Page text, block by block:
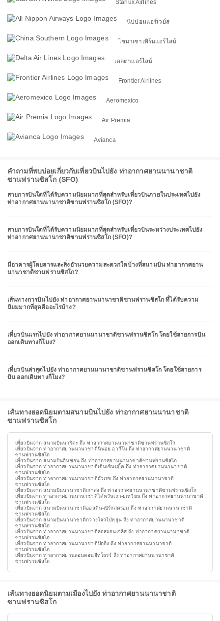
Starlux Airlines
นิปปอนแอร์เวย์ส
ไชนาเซาเทิร์นแอร์ไลน์
เดลตาแอร์ไลน์
Frontier Airlines
Aeromexico
Air Premia
Avianca
คำถามที่พบบ่อยเกี่ยวกับเที่ยวบินไปยัง ท่าอากาศยานนานาชาติ
ซานฟรานซิสโก (SFO)
สายการบินใดที่ได้รับความนิยมมากที่สุดสำหรับเที่ยวบินภายในประเทศไปยัง
ท่าอากาศยานนานาชาติซานฟรานซิสโก (SFO)?
สายการบินใดที่ได้รับความนิยมมากที่สุดสำหรับเที่ยวบินระหว่างประเทศไปยัง
ท่าอากาศยานนานาชาติซานฟรานซิสโก (SFO)?
มีอาคารผู้โดยสารและสิ่งอำนวยความสะดวกใดบ้างที่สนามบิน ท่าอากาศยาน
นานาชาติซานฟรานซิสโก?
เส้นทางการบินไปยัง ท่าอากาศยานนานาชาติซานฟรานซิสโก ที่ได้รับความ
นิยมมากที่สุดคืออะไรบ้าง?
เที่ยวบินแรกไปยัง ท่าอากาศยานนานาชาติซานฟรานซิสโก โดยใช้สายการบิน
ออกเดินทางกี่โมง?
เที่ยวบินล่าสุดไปยัง ท่าอากาศยานนานาชาติซานฟรานซิสโก โดยใช้สายการ
บิน ออกเดินทางกี่โมง?
เส้นทางยอดนิยมตามสนามบินไปยัง ท่าอากาศยานนานาชาติ
ซานฟรานซิสโก
เที่ยวบินจาก สนามบินนาริตะ ถึง ท่าอากาศยานนานาชาติซานฟรานซิสโก
เที่ยวบินจาก ท่าอากาศยานนานาชาตินินอย อากีโน ถึง ท่าอากาศยานนานาชาติ
ซานฟรานซิสโก
เที่ยวบินจาก สนามบินอินชอน ถึง ท่าอากาศยานนานาชาติซานฟรานซิสโก
เที่ยวบินจาก ท่าอากาศยานนานาชาติเตินเซินเญิ้ต ถึง ท่าอากาศยานนานาชาติ
ซานฟรานซิสโก
เที่ยวบินจาก ท่าอากาศยานนานาชาติฮัวเรซ ถึง ท่าอากาศยานนานาชาติ
ซานฟรานซิสโก
เที่ยวบินจาก สนามบินนานาชาติเกาสง ถึง ท่าอากาศยานนานาชาติซานฟรานซิสโก
เที่ยวบินจาก ท่าอากาศยานนานาชาติไต้หวันเถา-ยฺเหวียน ถึง ท่าอากาศยานนานาชาติ
ซานฟรานซิสโก
เที่ยวบินจาก สนามบินนานาชาติออสติน-เบิร์กสตรอม ถึง ท่าอากาศยานนานาชาติ
ซานฟรานซิสโก
เที่ยวบินจาก สนามบินนานาชาติกวางโจวไป่หยุน ถึง ท่าอากาศยานนานาชาติ
ซานฟรานซิสโก
เที่ยวบินจาก ท่าอากาศยานนานาชาติลอสแอนเจลิส ถึง ท่าอากาศยานนานาชาติ
ซานฟรานซิสโก
เที่ยวบินจาก ท่าอากาศยานนานาชาติปักกิ่ง ถึง ท่าอากาศยานนานาชาติ
ซานฟรานซิสโก
เที่ยวบินจาก ท่าอากาศยานลอนดอนฮีทโธรว์ ถึง ท่าอากาศยานนานาชาติ
ซานฟรานซิสโก
เส้นทางยอดนิยมตามเมืองไปยัง ท่าอากาศยานนานาชาติ
ซานฟรานซิสโก